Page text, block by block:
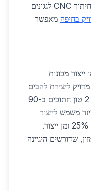
מסחר באזור התעשייה משתמשים בחיתוך CNC לגגונים
בחיפה מאפשר
מכונות
ליצירת להבים
ומסגרות. מפעל "מכונות צפון" הזמין 2 טון חתוכים ב-90
משמש לייצור
תבניות תעשייתיות, עם דיוק שחוסך 25% זמן ייצור.
שדורשים היגיינה